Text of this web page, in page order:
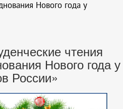
Нового года у
чтения
Нового года у
России»